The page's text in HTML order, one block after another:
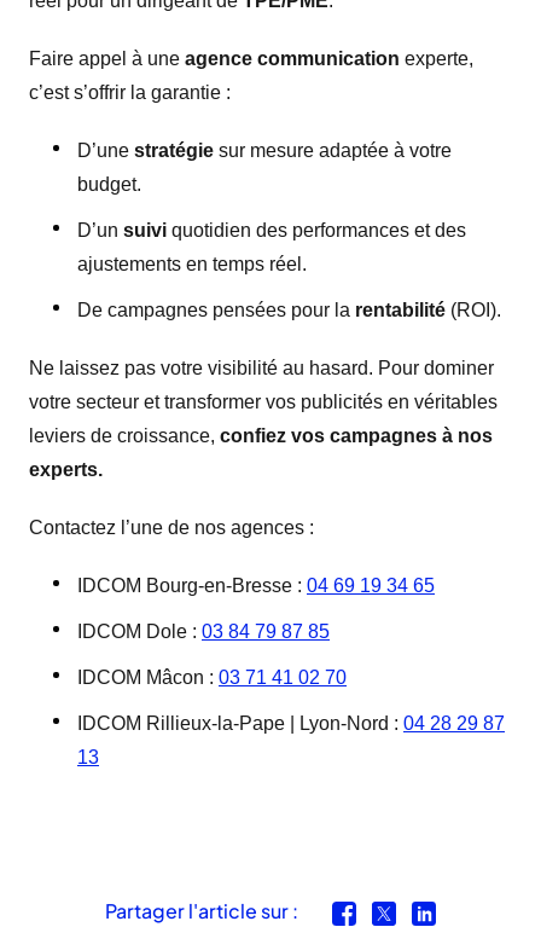
Faire appel à une agence communication experte,
c’est s’offrir la garantie :
D’une stratégie sur mesure adaptée à votre
budget.
D’un suivi quotidien des performances et des
ajustements en temps réel.
De campagnes pensées pour la rentabilité (ROI).
Ne laissez pas votre visibilité au hasard. Pour dominer
votre secteur et transformer vos publicités en véritables
leviers de croissance, confiez vos campagnes à nos
experts.
Contactez l’une de nos agences :
IDCOM Bourg-en-Bresse : 04 69 19 34 65
IDCOM Dole : 03 84 79 87 85
IDCOM Mâcon : 03 71 41 02 70
IDCOM Rillieux-la-Pape | Lyon-Nord : 04 28 29 87
13
Partager l'article sur :